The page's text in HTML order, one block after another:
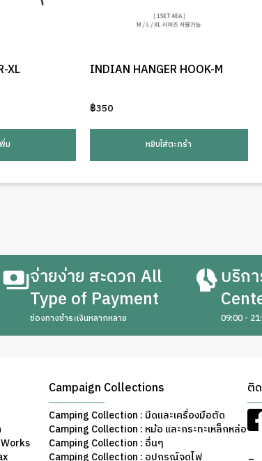
XL
ม
INDIAN HANGER HOOK-M
฿350
หยิบใส่ตะกร้า
จ่ายง่าย สะดวก All
Type of Payment
ช่องทางชำระเงินหลากหลาย
บริก
09:00 -
Campaign Collections
Camping Collection : มีดและเครื่องมือตัด
Camping Collection : หม้อ และกระทะเหล็กหล่อ
Camping Collection : อื่นๆ
Camping Collection : อุปกรณ์จุดไฟ
ติ